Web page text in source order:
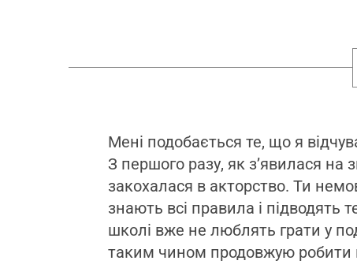
Мені подобається те, що я
З першого разу, як з’явилася на
закохалася в акторство. Ти
знають всі правила і підводять
школі вже не люблять грати у
таким чином продовжую робити